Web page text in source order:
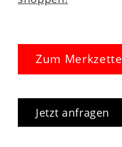
Zum
Jetzt anfragen